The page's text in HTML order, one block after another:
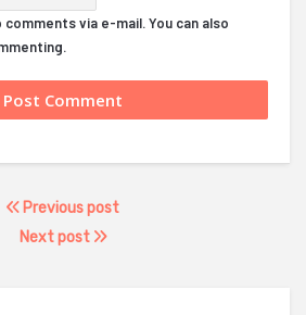
via e-mail. You can also
Previous post
Next post